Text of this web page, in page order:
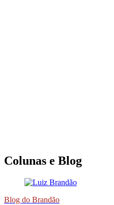
Colunas e Blog
Blog do Brandão